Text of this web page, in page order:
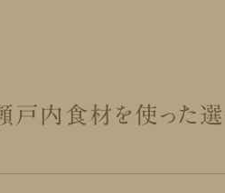
戸内食材を使った